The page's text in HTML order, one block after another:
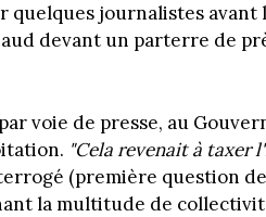
quelques journalistes avant
devant un parterre de
voie de presse, au
"Cela revenait à taxer
(première question
la multitude de